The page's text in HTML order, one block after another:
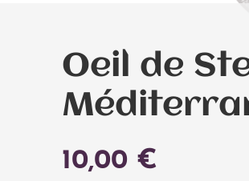
Oeil de
10,00 €